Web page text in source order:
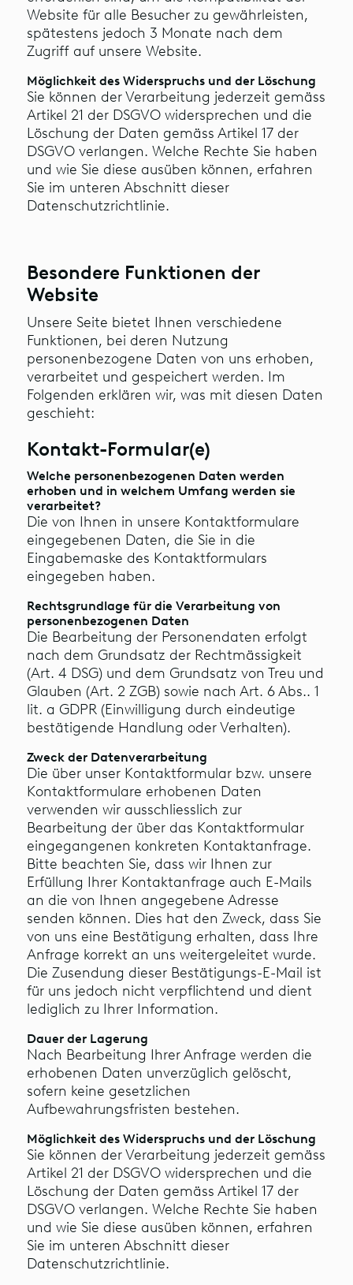
Website für alle Besucher zu gewährleisten,
spätestens jedoch 3 Monate nach dem
Zugriff auf unsere Website.
Möglichkeit des Widerspruchs und der Löschung
Sie können der Verarbeitung jederzeit gemäss
Artikel 21 der DSGVO widersprechen und die
Löschung der Daten gemäss Artikel 17 der
DSGVO verlangen. Welche Rechte Sie haben
und wie Sie diese ausüben können, erfahren
Sie im unteren Abschnitt dieser
Datenschutzrichtlinie.
Besondere Funktionen der
Website
Unsere Seite bietet Ihnen verschiedene
Funktionen, bei deren Nutzung
personenbezogene Daten von uns erhoben,
verarbeitet und gespeichert werden. Im
Folgenden erklären wir, was mit diesen Daten
geschieht:
Kontakt-Formular(e)
Welche personenbezogenen Daten werden
erhoben und in welchem Umfang werden sie
verarbeitet?
Die von Ihnen in unsere Kontaktformulare
eingegebenen Daten, die Sie in die
Eingabemaske des Kontaktformulars
eingegeben haben.
Rechtsgrundlage für die Verarbeitung von
personenbezogenen Daten
Die Bearbeitung der Personendaten erfolgt
nach dem Grundsatz der Rechtmässigkeit
(Art. 4 DSG) und dem Grundsatz von Treu und
Glauben (Art. 2 ZGB) sowie nach Art. 6 Abs.. 1
lit. a GDPR (Einwilligung durch eindeutige
bestätigende Handlung oder Verhalten).
Zweck der Datenverarbeitung
Die über unser Kontaktformular bzw. unsere
Kontaktformulare erhobenen Daten
verwenden wir ausschliesslich zur
Bearbeitung der über das Kontaktformular
eingegangenen konkreten Kontaktanfrage.
Bitte beachten Sie, dass wir Ihnen zur
Erfüllung Ihrer Kontaktanfrage auch E-Mails
an die von Ihnen angegebene Adresse
senden können. Dies hat den Zweck, dass Sie
von uns eine Bestätigung erhalten, dass Ihre
Anfrage korrekt an uns weitergeleitet wurde.
Die Zusendung dieser Bestätigungs-E-Mail ist
für uns jedoch nicht verpflichtend und dient
lediglich zu Ihrer Information.
Dauer der Lagerung
Nach Bearbeitung Ihrer Anfrage werden die
erhobenen Daten unverzüglich gelöscht,
sofern keine gesetzlichen
Aufbewahrungsfristen bestehen.
Möglichkeit des Widerspruchs und der Löschung
Sie können der Verarbeitung jederzeit gemäss
Artikel 21 der DSGVO widersprechen und die
Löschung der Daten gemäss Artikel 17 der
DSGVO verlangen. Welche Rechte Sie haben
und wie Sie diese ausüben können, erfahren
Sie im unteren Abschnitt dieser
Datenschutzrichtlinie.